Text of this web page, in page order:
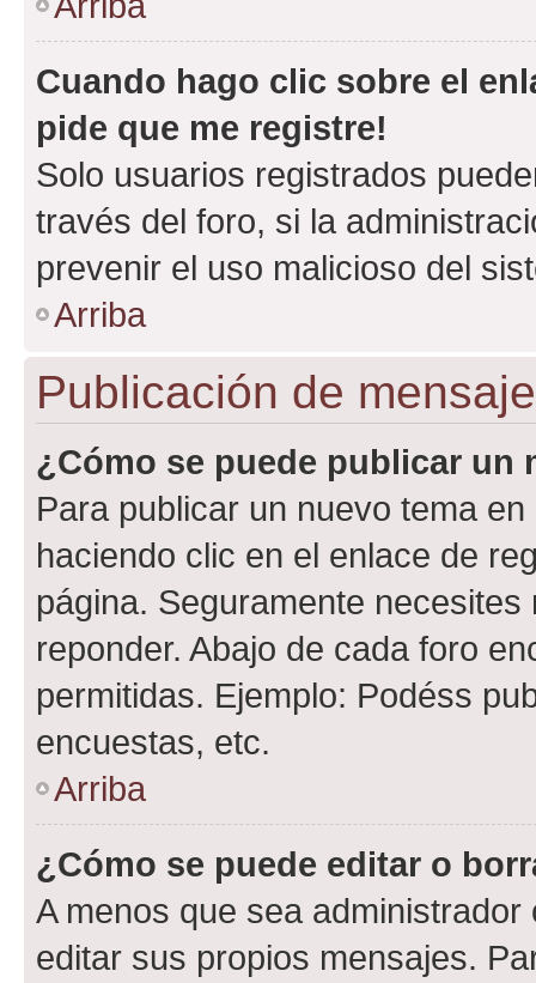
Cuando hago clic sobre el
pide que me registre!
Solo usuarios registrados
través del foro, si la
prevenir el uso malicioso del
Arriba
Publicación de
¿Cómo se puede publicar un
Para publicar un nuevo tema
haciendo clic en el enlace de
página. Seguramente
reponder. Abajo de cada foro
permitidas. Ejemplo: Podéss
encuestas, etc.
Arriba
¿Cómo se puede editar o
A menos que sea
editar sus propios mensajes.